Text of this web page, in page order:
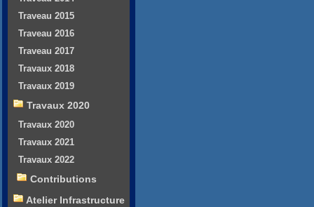
Traveau 2015
Traveau 2016
Traveau 2017
Travaux 2018
Travaux 2019
Travaux 2020
Travaux 2020
Travaux 2021
Travaux 2022
Contributions
Atelier Infrastructure